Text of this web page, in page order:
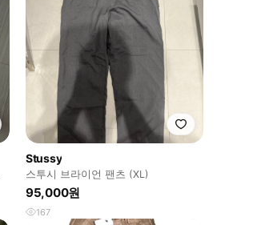
Stussy
스투시 브라이언 팬츠 (XL)
95,000원
167